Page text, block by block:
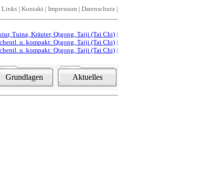
Links | Kontakt | Impressum | Datenschutz |
Tuina, Kräuter, Qigong, Taiji (Tai Chi) |
u. kompakt: Qigong, Taiji (Tai Chi) |
u. kompakt: Qigong, Taiji (Tai Chi) |
Grundlagen Aktuelles